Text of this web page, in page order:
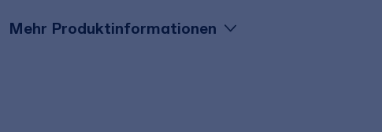
Mehr Produktinformationen